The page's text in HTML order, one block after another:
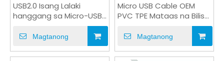
USB2.0 Isang Lalaki
hanggang sa Micro-USB
Lalaki na Customized
Sync Data Cable
Magtanong
Micro USB Cable OEM
PVC TPE Mataas na Bilis
ng 5V Mabilis na Cable
ng DataMagtanong